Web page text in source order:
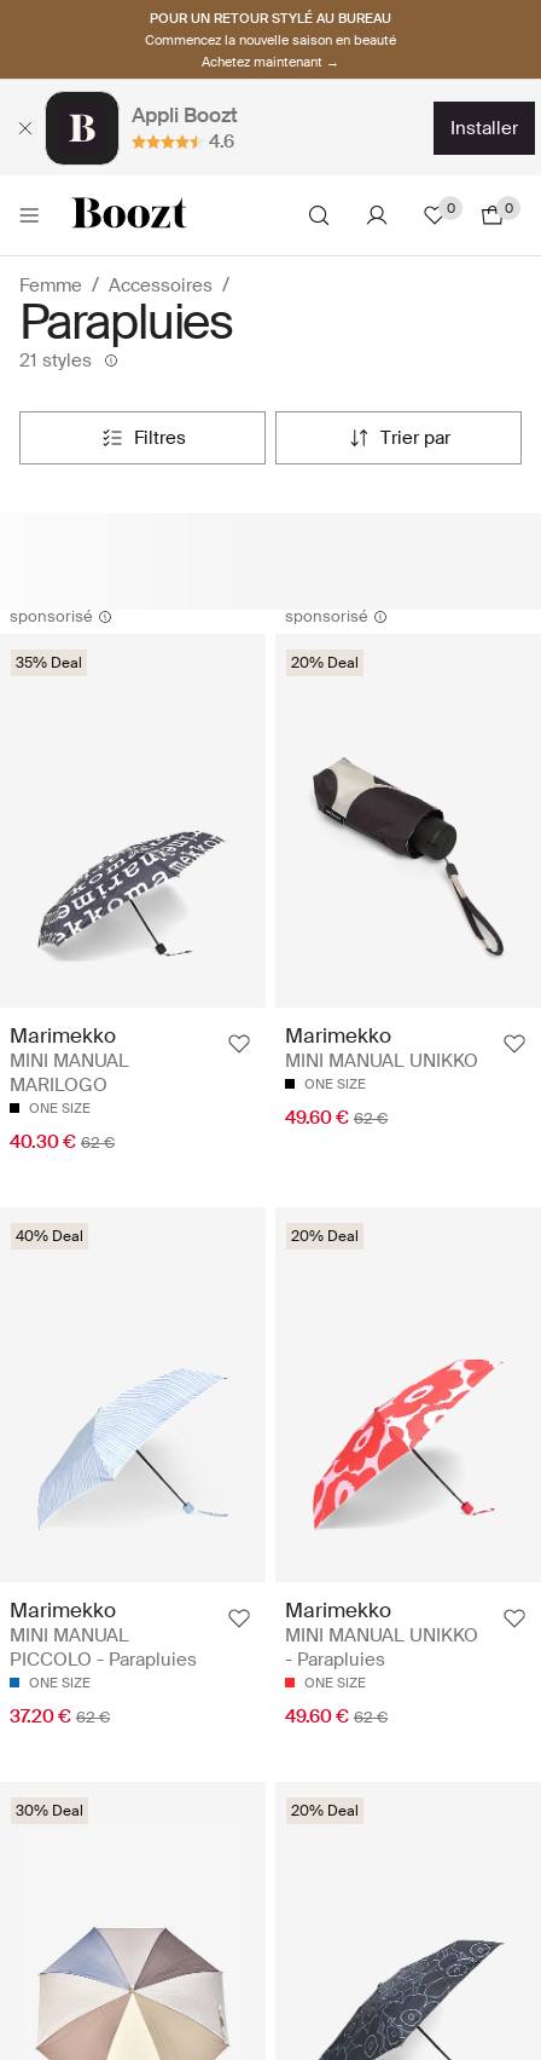
POUR UN RETOUR STYLÉ AU BUREAU
Commencez la nouvelle saison en beauté
Achetez maintenant →
Appli Boozt
4.6
installer
0 0
Femme Accessoires
Parapluies
21 styles
filtres trier par
sponsorisé
35% Deal
Marimekko
MINI MANUAL
MARILOGO
ONE SIZE
40.30 € 62 €
sponsorisé
20% Deal
Marimekko
MINI MANUAL UNIKKO
ONE SIZE
49.60 € 62 €
40% Deal
Marimekko
MINI MANUAL
PICCOLO - Parapluies
ONE SIZE
37.20 € 62 €
20% Deal
Marimekko
MINI MANUAL UNIKKO
- Parapluies
ONE SIZE
49.60 € 62 €
30% Deal 20% Deal